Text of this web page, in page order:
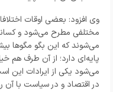
وی افزود: بعضی اوقات
مختلفی مطرح می‌شود و
می‌شوند که این بگو مگوها
پایه‌ای دارد؛ از آن طرف هم
می‌شود یکی از ایرادات این
در اقتصاد و در سیاست با آن